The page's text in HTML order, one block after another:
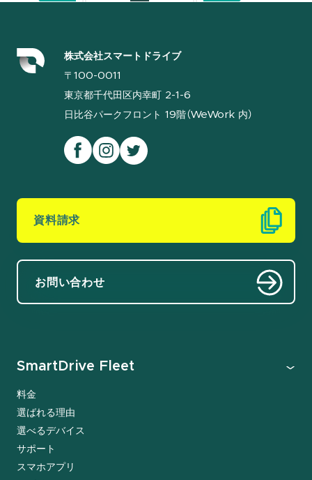
株式会社スマートドライブ
〒100-0011
東京都千代田区内幸町 2-1-6
日比谷パークフロント 19階（WeWork 内）
資料請求
お問い合わせ
SmartDrive Fleet
料金
選ばれる理由
選べるデバイス
サポート
スマホアプリ